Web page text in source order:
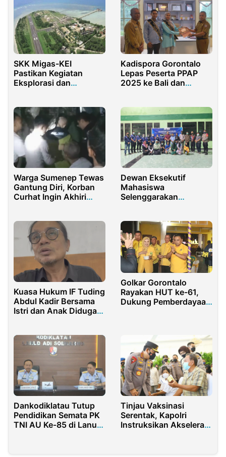
SKK Migas-KEI
Pastikan Kegiatan
Eksplorasi dan
Kadispora Gorontalo
Lepas Peserta PPAP
2025 ke Bali dan
Warga Sumenep Tewas
Gantung Diri, Korban
Curhat Ingin Akhiri
Dewan Eksekutif
Mahasiswa
Selenggarakan
Jayapura
Kuasa Hukum IF Tuding
Abdul Kadir Bersama
Istri dan Anak Diduga
Golkar Gorontalo
Rayakan HUT ke-61,
Dukung Pemberdayaan
Dankodiklatau Tutup
Pendidikan Semata PK
TNI AU Ke-85 di Lanud
Tinjau Vaksinasi
Serentak, Kapolri
Instruksikan Akselerasi